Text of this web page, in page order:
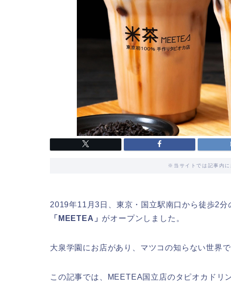
※当サイトでは記事内
2019年11月3日、東京・国立駅南口から徒歩2
「MEETEA」 がオープンしました。
大泉学園にお店があり、マツコの知らない世界
この記事では、MEETEA国立店のタピオカドリ